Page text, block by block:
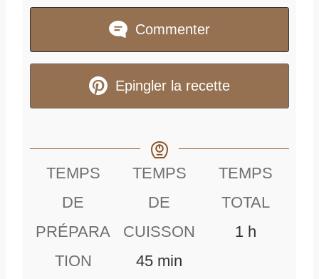
Commenter
Epingler la recette
TEMPS
DE
PRÉPARA
TION
TEMPS
DE
CUISSON
45mmin
TEMPS
TOTAL
1 h
h